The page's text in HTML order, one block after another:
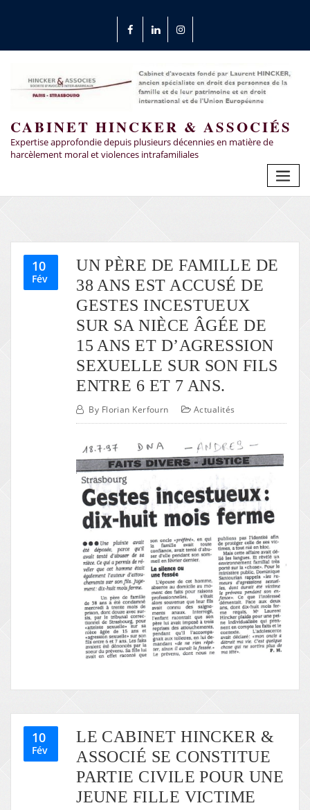
CABINET HINCKER & ASSOCIÉS
Expertise approfondie depuis plusieurs décennies en matière de
harcèlement moral et violences intrafamiliales
10
Fév
UN PÈRE DE FAMILLE DE
38 ANS EST ACCUSÉ DE
GESTES INCESTUEUX
SUR SA NIÈCE ÂGÉE DE
15 ANS ET D’AGRESSION
SEXUELLE SUR SON FILS
ENTRE 6 ET 7 ANS.
By Florian Kerfourn Actualités
10
Fév
LE CABINET HINCKER &
ASSOCIÉ SE CONSTITUE
PARTIE CIVILE POUR UNE
JEUNE FILLE VICTIME